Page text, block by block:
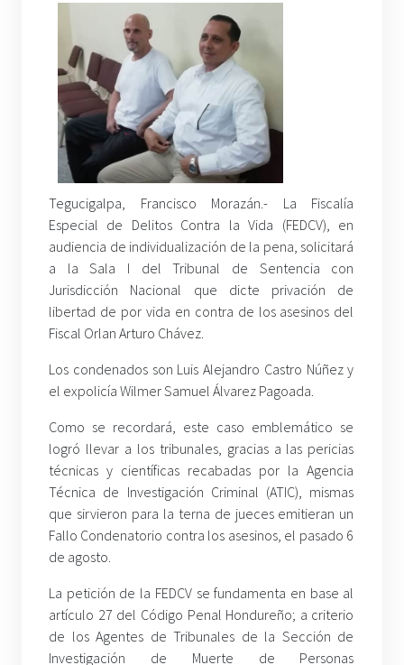
Tegucigalpa, Francisco Morazán.- La Fiscalía
Especial de Delitos Contra la Vida (FEDCV), en
audiencia de individualización de la pena, solicitará
a la Sala I del Tribunal de Sentencia con
Jurisdicción Nacional que dicte privación de
libertad de por vida en contra de los asesinos del
Fiscal Orlan Arturo Chávez.
Los condenados son Luis Alejandro Castro Núñez y
el expolicía Wilmer Samuel Álvarez Pagoada.
Como se recordará, este caso emblemático se
logró llevar a los tribunales, gracias a las pericias
técnicas y científicas recabadas por la Agencia
Técnica de Investigación Criminal (ATIC), mismas
que sirvieron para la terna de jueces emitieran un
Fallo Condenatorio contra los asesinos, el pasado 6
de agosto.
La petición de la FEDCV se fundamenta en base al
artículo 27 del Código Penal Hondureño; a criterio
de los Agentes de Tribunales de la Sección de
Investigación de Muerte de Personas